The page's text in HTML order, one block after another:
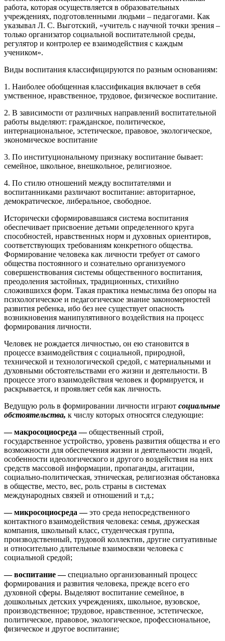
работа, которая осуществляется в образовательных
учреждениях, подготовленными людьми – педагогами. Как
указывал Л. С. Выготский, «учитель с научной точки зрения –
только организатор социальной воспитательной среды,
регулятор и контролер ее взаимодействия с каждым
учеником».
Виды воспитания классифицируются по разным основаниям:
1. Наиболее обобщенная классификация включает в себя
умственное, нравственное, трудовое, физическое воспитание.
2. В зависимости от различных направлений воспитательной
работы выделяют: гражданское, политическое,
интернациональное, эстетическое, правовое, экологическое,
экономическое воспитание
3. По институциональному признаку воспитание бывает:
семейное, школьное, внешкольное, религиозное.
4. По стилю отношений между воспитателями и
воспитанниками различают воспитание: авторитарное,
демократическое, либеральное, свободное.
Исторически сформировавшаяся система воспитания
обеспечивает присвоение детьми определенного круга
способностей, нравственных норм и духовных ориентиров,
соответствующих требованиям конкретного общества.
Формирование человека как личности требует от самого
общества постоянного и сознательно организуемого
совершенствования системы общественного воспитания,
преодоления застойных, традиционных, стихийно
сложившихся форм. Такая практика немыслима без опоры на
психологическое и педагогическое знание закономерностей
развития ребенка, ибо без нее существует опасность
возникновения манипулятивного воздействия на процесс
формирования личности.
Человек не рождается личностью, он ею становится в
процессе взаимодействия с социальной, природной,
технической и технологической средой, с материальными и
духовными обстоятельствами его жизни и деятельности. В
процессе этого взаимодействия человек и формируется, и
раскрывается, и проявляет себя как личность.
Ведущую роль в формировании личности играют социальные
обстоятельства, к числу которых относятся следующие:
— макросоциосреда —общественный строй,
государственное устройство, уровень развития общества и его
возможности для обеспечения жизни и деятельности людей,
особенности идеологического и другого воздействия на них
средств массовой информации, пропаганды, агитации,
социально-политическая, этническая, религиозная обстановка
в обществе, место, вес, роль страны в системах
международных связей и отношений и т.д.;
— микросоциосреда —это среда непосредственного
контактного взаимодействия человека: семья, дружеская
компания, школьный класс, студенческая группа,
производственный, трудовой коллектив, другие ситуативные
и относительно длительные взаимосвязи человека с
социальной средой;
— воспитание —специально организованный процесс
формирования и развития человека, прежде всего его
духовной сферы. Выделяют воспитание семейное, в
дошкольных детских учреждениях, школьное, вузовское,
производственное; трудовое, нравственное, эстетическое,
политическое, правовое, экологическое, профессиональное,
физическое и другое воспитание;